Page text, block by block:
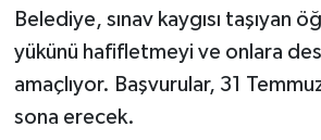
Belediye, sınav kaygısı taşıyan
yükünü hafifletmeyi ve onlara
amaçlıyor. Başvurular, 31
sona erecek.